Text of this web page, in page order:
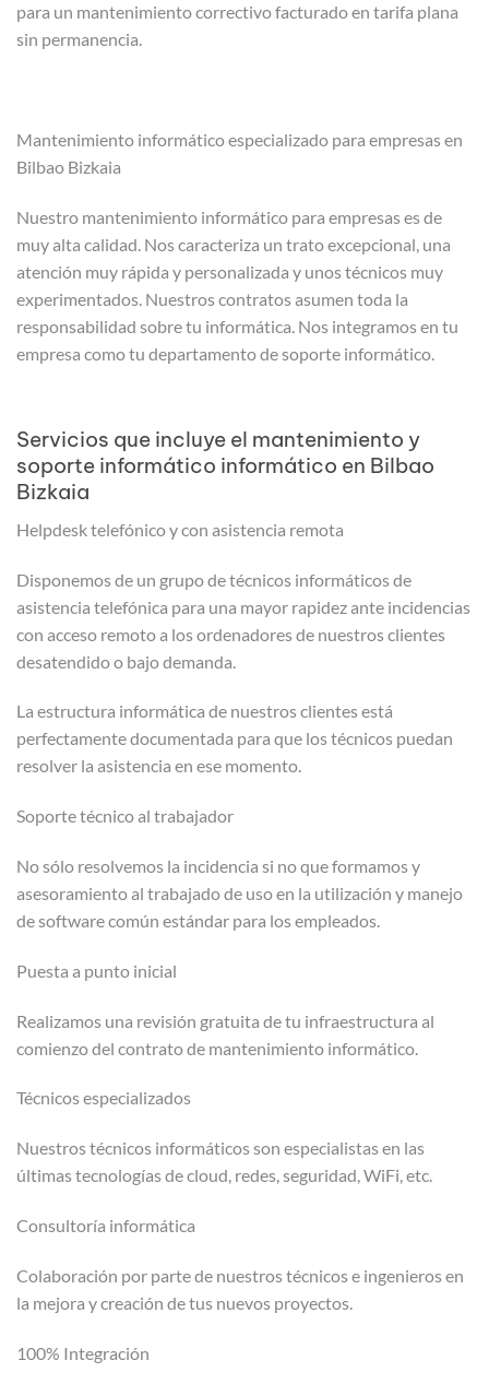
para un mantenimiento correctivo facturado en tarifa plana
sin permanencia.
Mantenimiento informático especializado para empresas en
Bilbao Bizkaia
Nuestro mantenimiento informático para empresas es de
muy alta calidad. Nos caracteriza un trato excepcional, una
atención muy rápida y personalizada y unos técnicos muy
experimentados. Nuestros contratos asumen toda la
responsabilidad sobre tu informática. Nos integramos en tu
empresa como tu departamento de soporte informático.
Servicios que incluye el mantenimiento y
soporte informático informático en Bilbao
Bizkaia
Helpdesk telefónico y con asistencia remota
Disponemos de un grupo de técnicos informáticos de
asistencia telefónica para una mayor rapidez ante incidencias
con acceso remoto a los ordenadores de nuestros clientes
desatendido o bajo demanda.
La estructura informática de nuestros clientes está
perfectamente documentada para que los técnicos puedan
resolver la asistencia en ese momento.
Soporte técnico al trabajador
No sólo resolvemos la incidencia si no que formamos y
asesoramiento al trabajado de uso en la utilización y manejo
de software común estándar para los empleados.
Puesta a punto inicial
Realizamos una revisión gratuita de tu infraestructura al
comienzo del contrato de mantenimiento informático.
Técnicos especializados
Nuestros técnicos informáticos son especialistas en las
últimas tecnologías de cloud, redes, seguridad, WiFi, etc.
Consultoría informática
Colaboración por parte de nuestros técnicos e ingenieros en
la mejora y creación de tus nuevos proyectos.
100% Integración